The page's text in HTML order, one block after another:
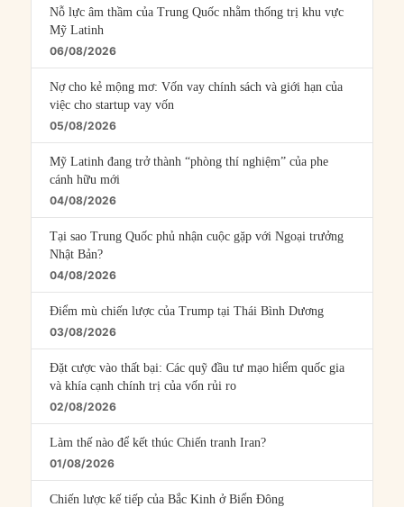
Nỗ lực âm thầm của Trung Quốc nhằm thống trị khu vực
Mỹ Latinh
06/08/2026
Nợ cho kẻ mộng mơ: Vốn vay chính sách và giới hạn của
việc cho startup vay vốn
05/08/2026
Mỹ Latinh đang trở thành “phòng thí nghiệm” của phe
cánh hữu mới
04/08/2026
Tại sao Trung Quốc phủ nhận cuộc gặp với Ngoại trưởng
Nhật Bản?
04/08/2026
Điểm mù chiến lược của Trump tại Thái Bình Dương
03/08/2026
Đặt cược vào thất bại: Các quỹ đầu tư mạo hiểm quốc gia
và khía cạnh chính trị của vốn rủi ro
02/08/2026
Làm thế nào để kết thúc Chiến tranh Iran?
01/08/2026
Chiến lược kế tiếp của Bắc Kinh ở Biển Đông